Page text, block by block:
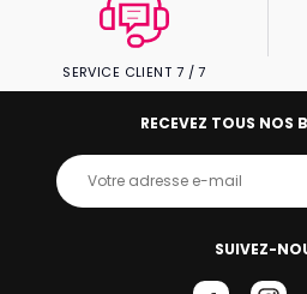
SERVICE CLIENT 7 / 7
SUIVEZ-
RECEVEZ TOUS NOS